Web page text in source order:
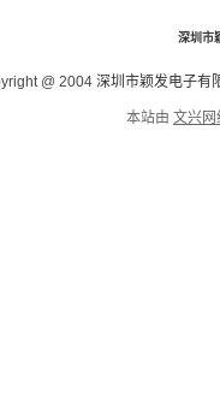
深圳市
@ 2004 深圳市颖发电子有
本站由 文兴网